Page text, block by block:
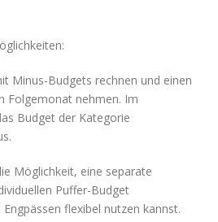
Minus-Budgets rechnen und einen
Folgemonat nehmen. Im
Budget der Kategorie
Möglichkeit, eine separate
Puffer-Budget
flexibel nutzen kannst.